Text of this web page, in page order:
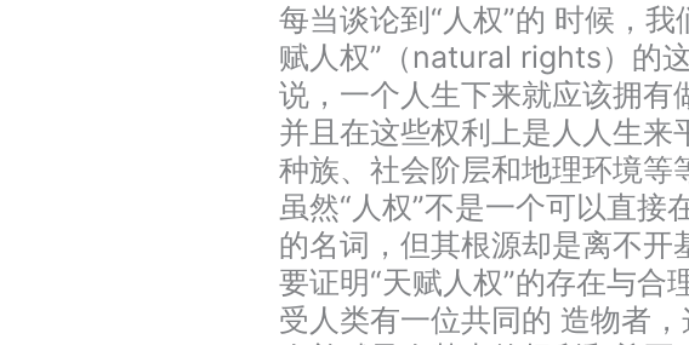
每当谈论到“人权”的 时候，我
赋人权”（natural rights）的
说，一个人生下来就应该拥有
并且在这些权利上是人人生来
种族、社会阶层和地理环境等
虽然“人权”不是一个可以直接
的名词，但其根源却是离不开
要证明“天赋人权”的存在与合
受人类有一位共同的 造物者